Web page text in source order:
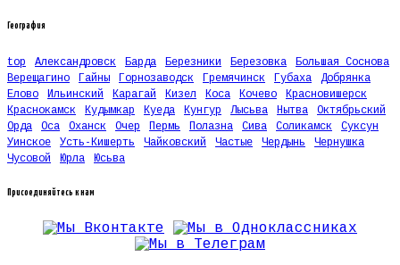
География
top Александровск Барда Березники Березовка
Большая Соснова
Верещагино
Гайны Горнозаводск Гремячинск Губаха
Добрянка
Елово
Ильинский Карагай Кизел Коса Кочево
Красновишерск
Краснокамск
Кудымкар Куеда Кунгур Лысьва Нытва
Октябрьский
Орда
Оса Оханск Очер Пермь Полазна Сива Соликамск
Суксун
Уинское
Усть-Кишерть Чайковский Частые Чердынь
Чернушка
Чусовой
Юрла Юсьва
Присоединяйтесь к нам